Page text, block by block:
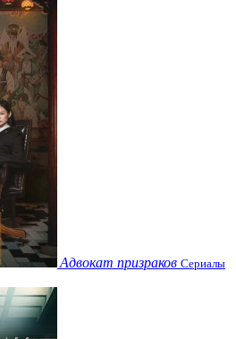
Адвокат призраков Сериалы